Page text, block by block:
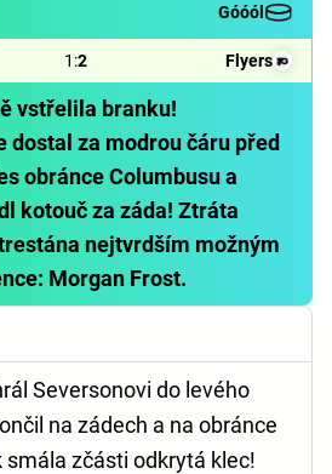
Góóól
1 :2 Flyers
vstřelila branku!
dostal za modrou čáru před
obránce Columbusu a
kotouč za záda! Ztráta
nejtvrdším možným
Morgan Frost.
Seversonovi do levého
na zádech a na obránce
smála zčásti odkrytá klec!